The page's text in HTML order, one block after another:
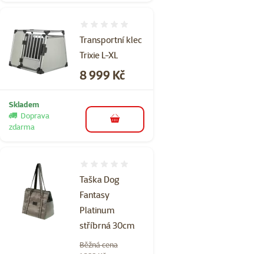
Transportní klec
Trixie L-XL
Cena
8 999 Kč
Skladem
Doprava
zdarma
do košíku
Taška Dog
Fantasy
Platinum
stříbrná 30cm
Běžná cena